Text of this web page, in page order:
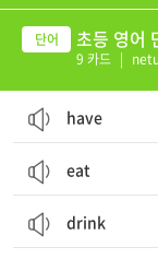
초등 영어
9 카드 |
have
eat
drink